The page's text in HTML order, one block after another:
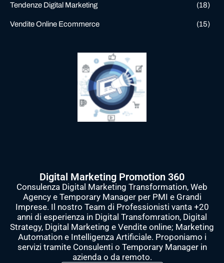
Tendenze Digital Marketing (18)
Vendite Online Ecommerce (15)
Digital Marketing Promotion 360
Consulenza Digital Marketing Transformation, Web
Agency e Temporary Manager per PMI e Grandi
Imprese. Il nostro Team di Professionisti vanta +20
anni di esperienza in Digital Transfomration, Digital
Strategy, Digital Marketing e Vendite online; Marketing
Automation e Intelligenza Artificiale. Proponiamo i
servizi tramite Consulenti o Temporary Manager in
azienda o da remoto.